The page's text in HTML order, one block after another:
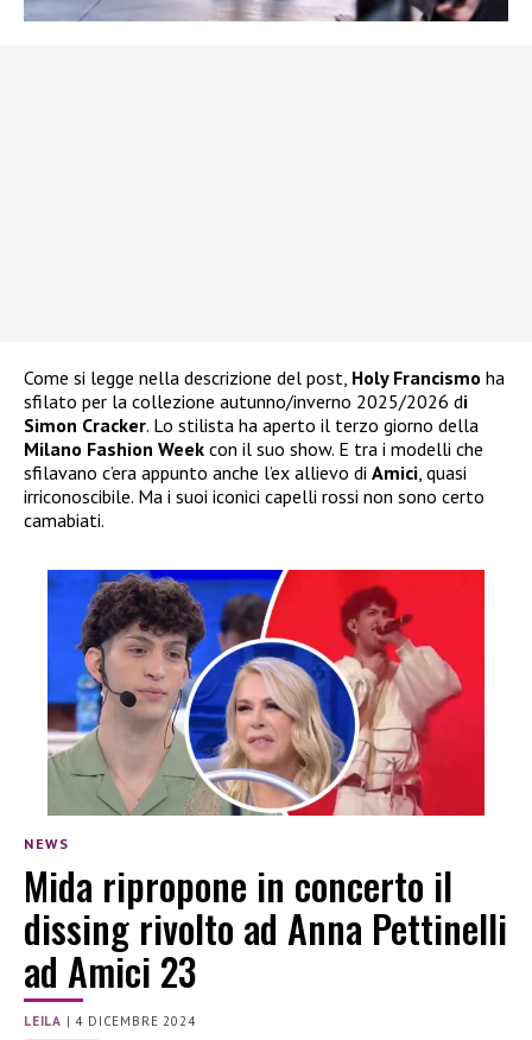
Come si legge nella descrizione del post, Holy Francismo ha
sfilato per la collezione autunno/inverno 2025/2026 di
Simon Cracker. Lo stilista ha aperto il terzo giorno della
Milano Fashion Week con il suo show. E tra i modelli che
sfilavano c’era appunto anche l’ex allievo di Amici, quasi
irriconoscibile. Ma i suoi iconici capelli rossi non sono certo
camabiati.
NEWS
Mida ripropone in concerto il
dissing rivolto ad Anna Pettinelli
ad Amici 23
LEILA |4 DICEMBRE 2024